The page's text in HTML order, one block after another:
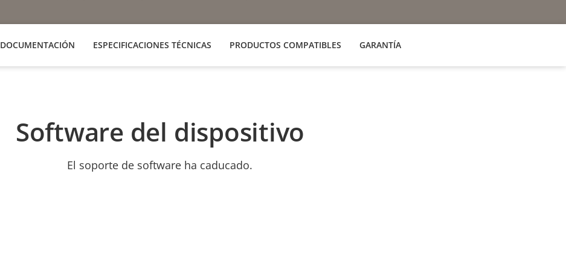
DOCUMENTACIÓN ESPECIFICACIONES TÉCNICAS PRODUCTOS COMPATIBLES GARANTÍA
Software del dispositivo
El soporte de software ha caducado.